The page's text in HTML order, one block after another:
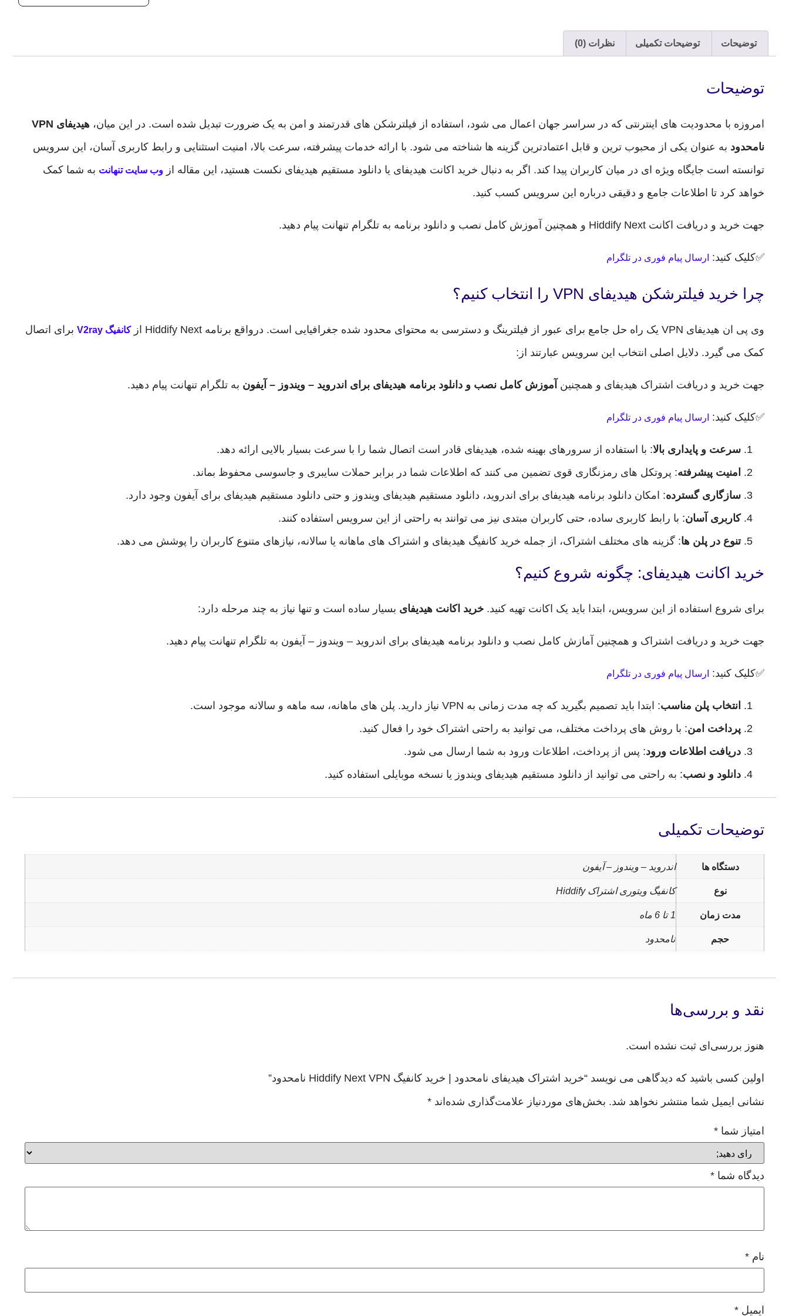
توضیحات توضیحات تکمیلی نظرات (0)
توضیحات
امروزه با محدودیت های اینترنتی که در سراسر جهان اعمال می شود، استفاده از فیلترشکن های قدرتمند و امن به یک ضرورت تبدیل شده است. در این میان،
هیدیفای VPN
نامحدود به عنوان یکی از محبوب ترین و قابل اعتمادترین گزینه ها شناخته می شود. با ارائه خدمات پیشرفته، سرعت بالا، امنیت استثنایی و رابط کاربری آسان، این سرویس
توانسته است جایگاه ویژه ای در میان کاربران پیدا کند. اگر به دنبال خرید اکانت هیدیفای یا دانلود مستقیم هیدیفای نکست هستید، این مقاله از وب سایت تنهانت به شما کمک
خواهد کرد تا اطلاعات جامع و دقیقی درباره این سرویس کسب کنید.
جهت خرید و دریافت اکانت Hiddify Next و همچنین آموزش کامل نصب و دانلود برنامه به تلگرام تنهانت پیام دهید.
✅کلیک کنید: ارسال پیام فوری در تلگرام
چرا خرید فیلترشکن هیدیفای VPN را انتخاب کنیم؟
وی پی ان هیدیفای VPN یک راه حل جامع برای عبور از فیلترینگ و دسترسی به محتوای محدود شده جغرافیایی است. درواقع برنامه Hiddify Next از کانفیگ V2ray
برای اتصال
کمک می گیرد. دلایل اصلی انتخاب این سرویس عبارتند از:
جهت خرید و دریافت اشتراک هیدیفای و همچنین آموزش کامل نصب و دانلود برنامه هیدیفای برای اندروید – ویندوز – آیفون به تلگرام تنهانت پیام دهید.
✅کلیک کنید: ارسال پیام فوری در تلگرام
سرعت و پایداری بالا: با استفاده از سرورهای بهینه شده، هیدیفای قادر است اتصال شما را با سرعت بسیار بالایی ارائه دهد.
امنیت پیشرفته: پروتکل های رمزنگاری قوی تضمین می کنند که اطلاعات شما در برابر حملات سایبری و جاسوسی محفوظ بماند.
سازگاری گسترده: امکان دانلود برنامه هیدیفای برای اندروید، دانلود مستقیم هیدیفای ویندوز و حتی دانلود مستقیم هیدیفای برای آیفون وجود دارد.
کاربری آسان: با رابط کاربری ساده، حتی کاربران مبتدی نیز می توانند به راحتی از این سرویس استفاده کنند.
تنوع در پلن ها: گزینه های مختلف اشتراک، از جمله خرید کانفیگ هیدیفای و اشتراک های ماهانه یا سالانه، نیازهای متنوع کاربران را پوشش می دهد.
خرید اکانت هیدیفای: چگونه شروع کنیم؟
برای شروع استفاده از این سرویس، ابتدا باید یک اکانت تهیه کنید. خرید اکانت هیدیفای بسیار ساده است و تنها نیاز به چند مرحله دارد:
جهت خرید و دریافت اشتراک و همچنین آمازش کامل نصب و دانلود برنامه هیدیفای برای اندروید – ویندوز – آیفون به تلگرام تنهانت پیام دهید.
✅کلیک کنید: ارسال پیام فوری در تلگرام
انتخاب پلن مناسب: ابتدا باید تصمیم بگیرید که چه مدت زمانی به VPN نیاز دارید. پلن های ماهانه، سه ماهه و سالانه موجود است.
پرداخت امن: با روش های پرداخت مختلف، می توانید به راحتی اشتراک خود را فعال کنید.
دریافت اطلاعات ورود: پس از پرداخت، اطلاعات ورود به شما ارسال می شود.
دانلود و نصب: به راحتی می توانید از دانلود مستقیم هیدیفای ویندوز یا نسخه موبایلی استفاده کنید.
توضیحات تکمیلی
دستگاه ها اندروید – ویندوز – آیفون
نوع کانفیگ ویتوری اشتراک Hiddify
مدت زمان 1 تا 6 ماه
حجم نامحدود
نقد و بررسی‌ها
هنوز بررسی‌ای ثبت نشده است.
اولین کسی باشید که دیدگاهی می نویسد “خرید اشتراک هیدیفای نامحدود | خرید کانفیگ Hiddify Next VPN نامحدود”
نشانی ایمیل شما منتشر نخواهد شد. بخش‌های موردنیاز علامت‌گذاری شده‌اند *
امتیاز شما *
دیدگاه شما *
نام *
ایمیل *